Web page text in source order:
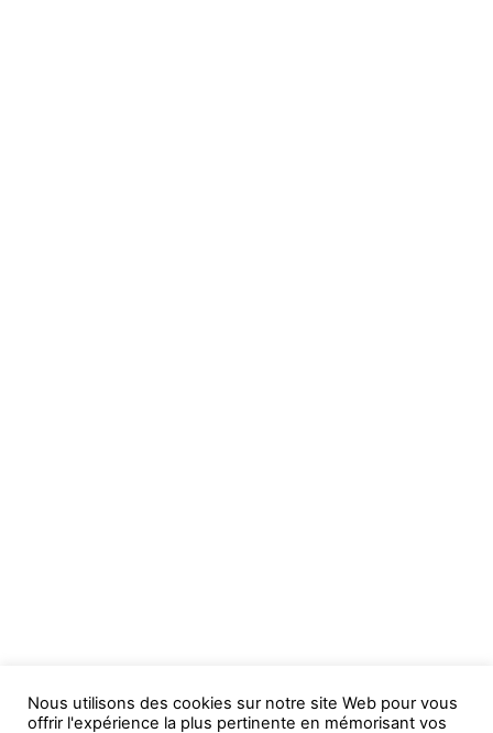
Nous utilisons des cookies sur notre site Web pour vous
offrir l'expérience la plus pertinente en mémorisant vos